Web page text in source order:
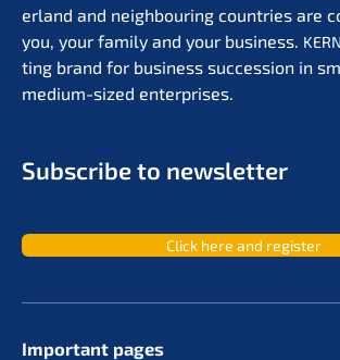
er­land and neigh­bou­ring count­ries are
you, your family and your business. KERN
ting brand for business succes­si­on in
medium-sized enterprises.
Subscri­be to newsletter
Click here and register
Important pages